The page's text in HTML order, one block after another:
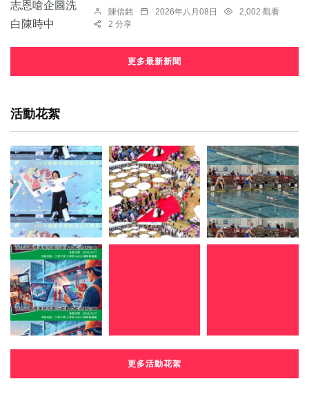
陳信銘 2026年八月08日
2,002 觀看
2 分享
更多最新新聞
活動花絮
更多活動花絮